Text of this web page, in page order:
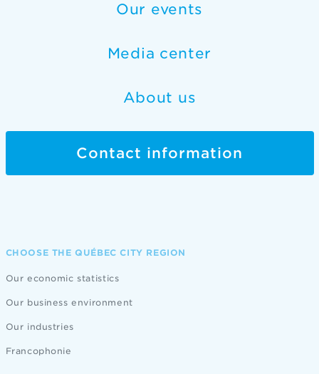
Our events
Media center
About us
Contact information
CHOOSE THE QUÉBEC CITY REGION
Our economic statistics
Our business environment
Our industries
Francophonie